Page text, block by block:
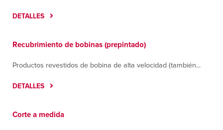
DETALLES
Recubrimiento de bobinas (prepintado)
Productos revestidos de bobina de alta velocidad (también...
DETALLES
Corte a medida